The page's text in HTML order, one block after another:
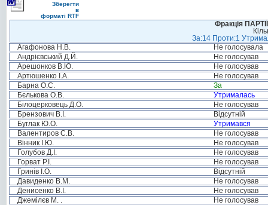
Зберегти
в
форматі RTF
Фракція
За:14 Проти:1
Агафонова Н.В.
Не голосувала
Андрієвський Д.Й.
Не голосував
Арешонков В.Ю.
Не голосував
Артюшенко І.А.
Не голосував
Барна О.С.
За
Бєлькова О.В.
Утрималась
Білоцерковець Д.О.
Не голосував
Брензович В.І.
Відсутній
Буглак Ю.О.
Утримався
Валентиров С.В.
Не голосував
Вінник І.Ю.
Не голосував
Голубов Д.І.
Не голосував
Горват Р.І.
Не голосував
Гринів І.О.
Відсутній
Давиденко В.М.
Не голосував
Денисенко В.І.
Не голосував
Джемілєв М. .
Не голосував